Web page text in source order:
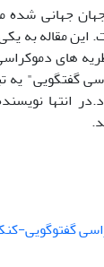
جهانی شده
مقاله به
های
یه
گفتوگویی-